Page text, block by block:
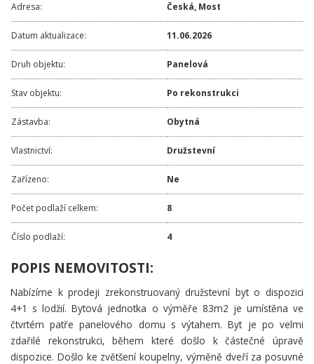
Adresa: Česká, Most
Datum aktualizace: 11.06.2026
Druh objektu: Panelová
Stav objektu: Po rekonstrukci
Zástavba: Obytná
Vlastnictví: Družstevní
Zařízeno: Ne
Počet podlaží celkem: 8
Číslo podlaží: 4
POPIS NEMOVITOSTI:
Nabízíme k prodeji zrekonstruovaný družstevní byt o dispozici
4+1 s lodžií. Bytová jednotka o výměře 83m2 je umístěna ve
čtvrtém patře panelového domu s výtahem. Byt je po velmi
zdařilé rekonstrukci, během které došlo k částečné úpravě
dispozice. Došlo ke zvětšení koupelny, výměně dveří za posuvné